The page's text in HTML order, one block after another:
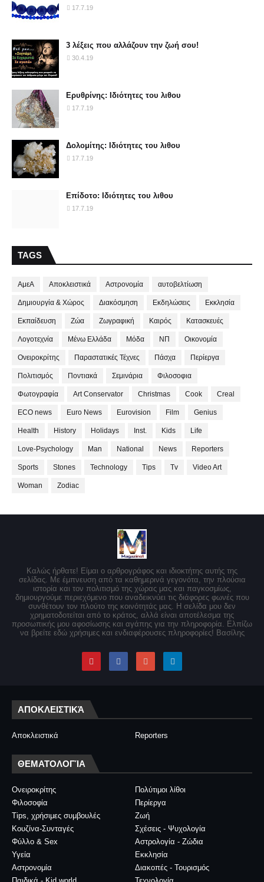
17.7.19
3 λέξεις που αλλάζουν την ζωή σου!
30.4.19
Ερυθρίνης: Ιδιότητες του λιθου
17.7.19
Δολομίτης: Ιδιότητες του λιθου
17.7.19
Επίδοτο: Ιδιότητες του λιθου
17.7.19
TAGS
ΑμεΑ Αποκλειστικά Αστρονομία αυτοβελτίωση
Δημιουργία & Χώρος Διακόσμηση Εκδηλώσεις Εκκλησία
Εκπαίδευση Ζώα Ζωγραφική Καιρός Κατασκευές
Λογοτεχνία Μένω Ελλάδα Μόδα ΝΠ Οικονομία
Ονειροκρίτης Παραστατικές Τέχνες Πάσχα Περίεργα
Πολιτισμός Ποντιακά Σεμινάρια Φιλοσοφια
Φωτογραφία Art Conservator Christmas Cook Creal
ECO news Euro News Eurovision Film Genius
Health History Holidays Inst. Kids Life
Love-Psychology Man National News Reporters
Sports Stones Technology Tips Tv Video Art
Woman Zodiac
Καλώς ήρθατε! Είμαι ο αρθρογράφος και ιδιοκτήτης αυτής της
σελίδας. Με έμπνευση από τα καθημερινά γεγονότα, την πλούσια
ιστορία και τον πολιτισμό της χώρας μας και παγκοσμίως,
δημιουργούμε περιεχόμενο που αναδεικνύει τις διάφορες φωνές που
συνθέτουν τον πλούτο της κοινότητάς μας. Η σελίδα μου δεν
χρηματοδοτείται από το κράτος, αλλά είναι αποτέλεσμα της
προσωπικής μου αφοσίωσης και αγάπης για την πληροφορία. Ελπίζω
να βρείτε εδώ χρήσιμες και ενδιαφέρουσες πληροφορίες! Βασίλης
ΑΠΟΚΛΕΙΣΤΙΚΆ
Αποκλειστικά Reporters
ΘΕΜΑΤΟΛΟΓΊΑ
Ονειροκρίτης
Πολύτιμοι λίθοι
Φιλοσοφία
Περίεργα
Tips, χρήσιμες συμβουλές
Ζωή
Κουζίνα-Συνταγές
Σχέσεις - Ψυχολογία
Φύλλο & Sex
Αστρολογία - Ζώδια
Υγεία
Εκκλησία
Αστρονομία
Διακοπές - Τουρισμός